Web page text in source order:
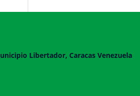
Libertador, Caracas Venezuela